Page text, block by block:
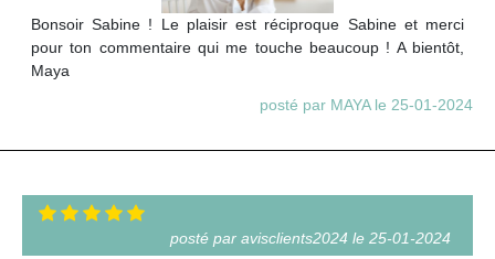
Bonsoir Sabine ! Le plaisir est réciproque Sabine et merci
pour ton commentaire qui me touche beaucoup ! A bientôt,
Maya
posté par MAYA le 25-01-2024
posté par avisclients2024 le 25-01-2024